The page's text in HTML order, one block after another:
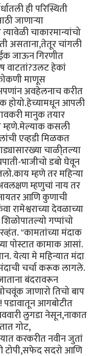
ही परिस्थिती
जाणार्‍या
चाकारमान्यांचो
असताना,तेतूर चांगली
जाऊन गिरणीत
वाटतां?उलट हेकां
माणूस
अवहेलनाच करीत
होयो.हेच्यामधून आपली
मानुक तयार
म्हणे.मेल्याक कसली
एव्हडी मिळकत
चाळी्तल्या
भाजीचो डबो घेवून
म्हणे तर महिन्या
म्हणुचां नाय तर
आणि कुणाची
रामेश्वराच्या देवळाच्या
गप्पांचो
"कामतांच्या मंदाक
पोस्टात कामाक आसां.
येत्या मे महिन्यात मंदा
चर्चा करूक लागले.
बंदरावरून
जाणारो तिचो बाप
पडावातून आगबोटीत
लुगडा नेसून,नाकात
गोट,
करकरीत नवीन जुतां
टोपी,सफेद सदरो आणि